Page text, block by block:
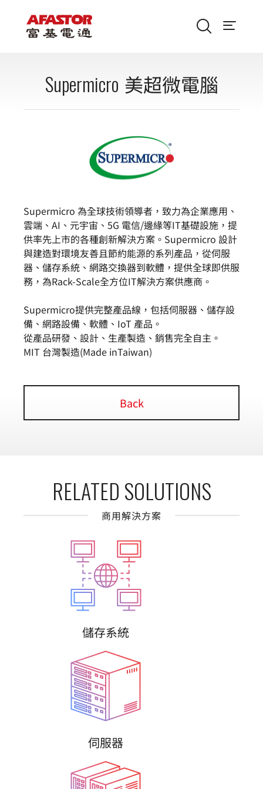
Supermicro 美超微電腦
Supermicro 為全球技術領導者，致力為企業應用、
雲端、AI、元宇宙、5G 電信/邊緣等IT基礎設施，提
供率先上市的各種創新解決方案。Supermicro 設計
與建造對環境友善且節約能源的系列產品，從伺服
器、儲存系統、網路交換器到軟體，提供全球即供服
務，為Rack-Scale全方位IT解決方案供應商。
Supermicro提供完整產品線，包括伺服器、儲存設
備、網路設備、軟體、IoT 產品。
從產品研發、設計、生產製造、銷售完全自主。
MIT 台灣製造(Made inTaiwan)
Back
RELATED SOLUTIONS
商用解決方案
儲存系統
伺服器